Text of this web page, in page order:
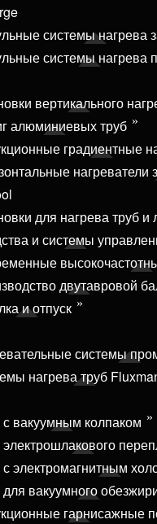
системы нагрева
системы нагрева
вертикального
алюминиевых труб
градиентные
нагреватели
для нагрева труб
и системы
двутавровой
и отпуск
системы
нагрева труб
вакуумным колпаком
электромагнитным
вакуумного
гарнисажные